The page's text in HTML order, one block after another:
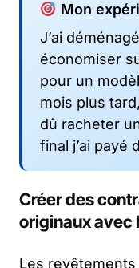
Mon
J’ai
économiser
pour un
mois plus
dû racheter
final j’ai payé
Créer des
originaux avec
Les